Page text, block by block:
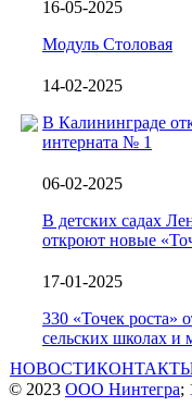
16-05-2025
Модуль Столовая
14-02-2025
В Калининграде
интерната № 1
06-02-2025
В детских садах
откроют новые
17-01-2025
330 «Точек роста»
сельских школах и
НОВОСТИ
© 2023 ООО Нинтегра;